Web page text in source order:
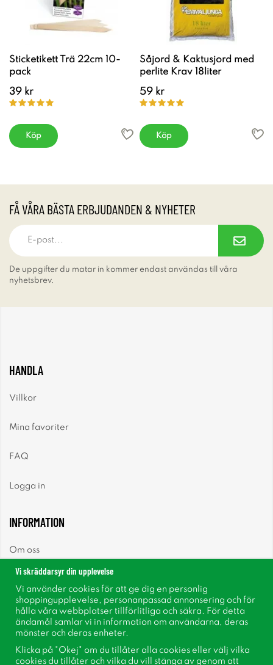
Sticketikett Trä 22cm 10-
pack
39 kr
Köp
Såjord & Kaktusjord med
perlite Krav 18liter
59 kr
Köp
FÅ VÅRA BÄSTA ERBJUDANDEN & NYHETER
De uppgifter du matar in kommer endast användas till våra
nyhetsbrev.
HANDLA
Villkor
Mina favoriter
FAQ
Logga in
INFORMATION
Om oss
Nyhetsbrev
Om cookies
Vi skräddarsyr din upplevelse
Vi använder cookies för att ge dig en personlig
shoppingupplevelse, personanpassad annonsering och för
hålla våra webbplatser tillförlitliga och säkra. För detta
ändamål samlar vi in information om användarna, deras
mönster och deras enheter.
Klicka på "Okej" om du tillåter alla cookies eller välj vilka
cookies du tillåter och vilka du vill stänga av genom att